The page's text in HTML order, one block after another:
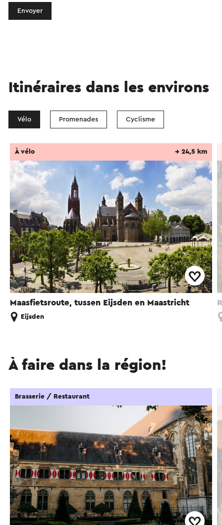
Envoyer
Itinéraires dans les environs
Vélo Promenades Cyclisme
Maasfietsroute, tussen Eijsden en Maastricht
À vélo → 24,5 km
Eijsden
À faire dans la région!
Brasserie / Restaurant